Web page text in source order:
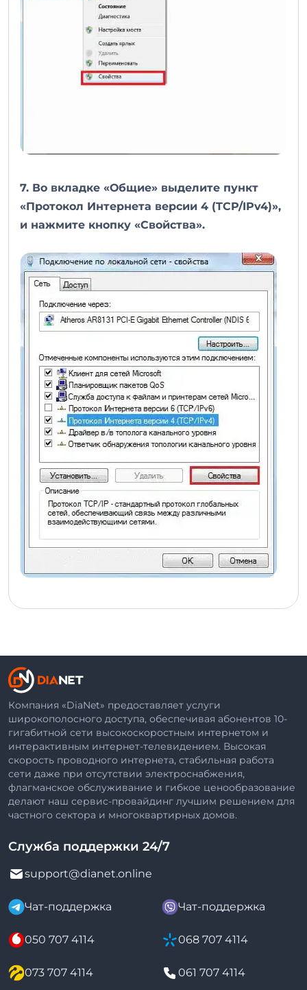
7. Во вкладке «Общие» выделите пункт
«Протокол Интернета версии 4 (TCP/IPv4)»,
и нажмите кнопку «Свойства».
Компания «DiaNet» предоставляет услуги
широкополосного доступа, обеспечивая абонентов 10-
гигабитной сети высокоскоростным интернетом и
интерактивным интернет-телевидением. Высокая
скорость проводного интернета, стабильная работа
сети даже при отсутствии электроснабжения,
флагманское обслуживание и гибкое ценообразование
делают наш сервис-провайдинг лучшим решением для
частного сектора и многоквартирных домов.
Служба поддержки 24/7
support@dianet.online
Чат-поддержка Чат-поддержка
050 707 4114 068 707 4114
073 707 4114 061 707 4114